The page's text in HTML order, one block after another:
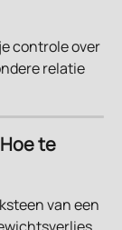
controle over
relatie
te
van een